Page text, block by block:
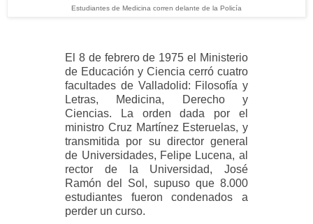
Estudiantes de Medicina corren delante de la Policía
El 8 de febrero de 1975 el Ministerio
de Educación y Ciencia cerró cuatro
facultades de Valladolid: Filosofía y
Letras, Medicina, Derecho y
Ciencias. La orden dada por el
ministro Cruz Martínez Esteruelas, y
transmitida por su director general
de Universidades, Felipe Lucena, al
rector de la Universidad, José
Ramón del Sol, supuso que 8.000
estudiantes fueron condenados a
perder un curso.